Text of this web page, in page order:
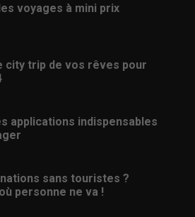
voyages à mini prix
city trip de vos rêves pour
applications indispensables
sans touristes ?
personne ne va !